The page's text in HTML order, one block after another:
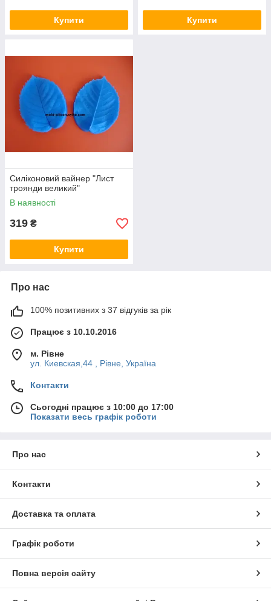
Купити Купити
Силіконовий вайнер "Лист
троянди великий"
В наявності
319 ₴
Купити
Про нас
100% позитивних з 37 відгуків за рік
Працює з 10.10.2016
м. Рівне
ул. Киевская,44 , Рівне, Україна
Контакти
Сьогодні працює з 10:00 до 17:00
Показати весь графік роботи
Про нас
Контакти
Доставка та оплата
Графік роботи
Повна версія сайту